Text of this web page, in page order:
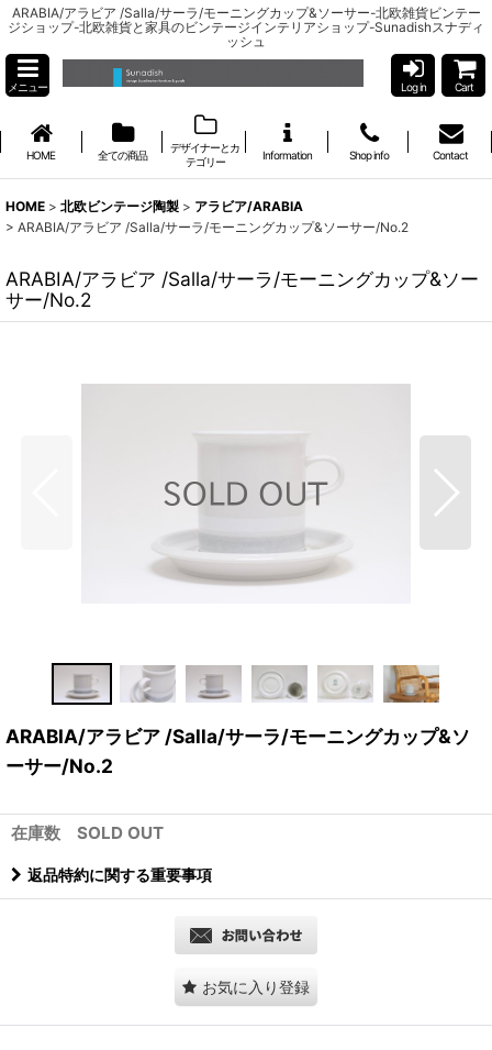
ARABIA/アラビア /Salla/サーラ/モーニングカップ&ソーサー-北欧雑貨ビンテー
ジショップ-北欧雑貨と家具のビンテージインテリアショップ-Sunadishスナディ
ッシュ
メニュー Log in Cart
HOME 全ての商品
デザイナーとカ
テゴリー
Information Shop info Contact
HOME > 北欧ビンテージ陶製 > アラビア/ARABIA
> ARABIA/アラビア /Salla/サーラ/モーニングカップ&ソーサー/No.2
ARABIA/アラビア /Salla/サーラ/モーニングカップ&ソー
サー/No.2
ARABIA/アラビア /Salla/サーラ/モーニングカップ&ソ
ーサー/No.2
在庫数 SOLD OUT
返品特約に関する重要事項
お気に入り登録